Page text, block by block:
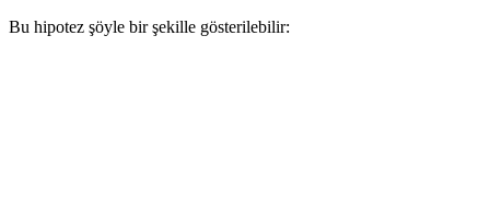
Bu hipotez şöyle bir şekille gösterilebilir: